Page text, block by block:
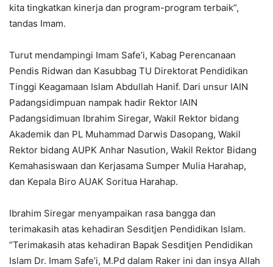
kita tingkatkan kinerja dan program-program terbaik”,
tandas Imam.
Turut mendampingi Imam Safe’i, Kabag Perencanaan
Pendis Ridwan dan Kasubbag TU Direktorat Pendidikan
Tinggi Keagamaan Islam Abdullah Hanif. Dari unsur IAIN
Padangsidimpuan nampak hadir Rektor IAIN
Padangsidimuan Ibrahim Siregar, Wakil Rektor bidang
Akademik dan PL Muhammad Darwis Dasopang, Wakil
Rektor bidang AUPK Anhar Nasution, Wakil Rektor Bidang
Kemahasiswaan dan Kerjasama Sumper Mulia Harahap,
dan Kepala Biro AUAK Soritua Harahap.
Ibrahim Siregar menyampaikan rasa bangga dan
terimakasih atas kehadiran Sesditjen Pendidikan Islam.
“Terimakasih atas kehadiran Bapak Sesditjen Pendidikan
Islam Dr. Imam Safe’i, M.Pd dalam Raker ini dan insya Allah